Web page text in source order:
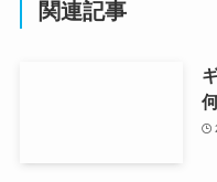
関連記事